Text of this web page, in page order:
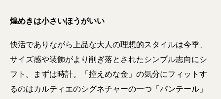
煌めきは小さいほうがいい
快活でありながら上品な大人の理想的スタイルは今季、
サイズ感や装飾がより削ぎ落とされたシンプル志向にシ
フト。まずは時計。「控えめな金」の気分にフィットす
るのはカルティエのシグネチャーの一つ「パンテール」